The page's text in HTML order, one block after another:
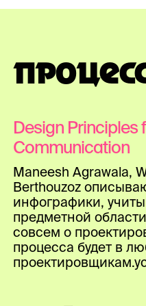
Design Principles
Communication
Maneesh Agrawala,
Berthouzoz
инфографики,
предметной
совсем о
процесса будет в